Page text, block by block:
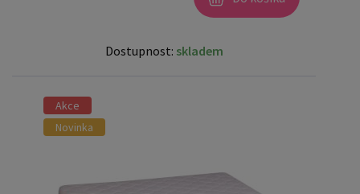
Dostupnost: skladem
Akce
Novinka